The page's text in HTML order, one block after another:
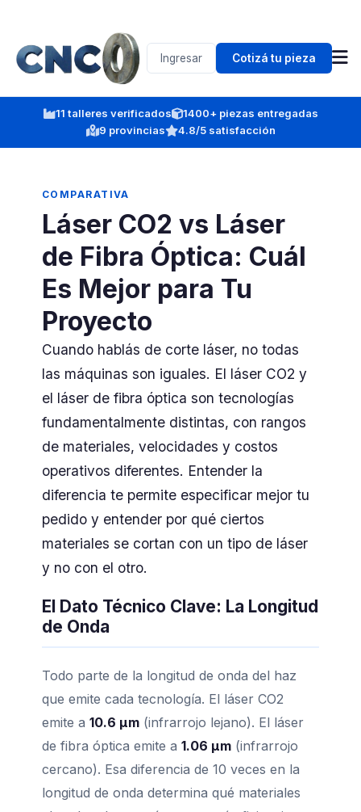
Ingresar Cotizá tu pieza
11 talleres verificados
1400+ piezas entregadas
9 provincias
4.8/5 satisfacción
COMPARATIVA
Láser CO2 vs Láser
de Fibra Óptica: Cuál
Es Mejor para Tu
Proyecto
Cuando hablás de corte láser, no todas
las máquinas son iguales. El láser CO2 y
el láser de fibra óptica son tecnologías
fundamentalmente distintas, con rangos
de materiales, velocidades y costos
operativos diferentes. Entender la
diferencia te permite especificar mejor tu
pedido y entender por qué ciertos
materiales se cortan con un tipo de láser
y no con el otro.
El Dato Técnico Clave: La Longitud
de Onda
Todo parte de la longitud de onda del haz
que emite cada tecnología. El láser CO2
emite a 10.6 μm (infrarrojo lejano). El láser
de fibra óptica emite a 1.06 μm (infrarrojo
cercano). Esa diferencia de 10 veces en la
longitud de onda determina qué materiales